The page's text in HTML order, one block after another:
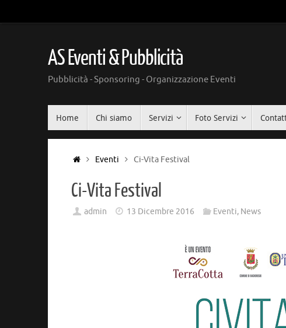
al
AS Eventi & Pubblicità
Pubblicità - Sponsoring - Organizzazione Eventi
Home Chi siamo Servizi Foto Servizi
HomeEventi Ci-Vita Festival
Ci-Vita Festival
admin 13 Dicembre 2016 Eventi, News